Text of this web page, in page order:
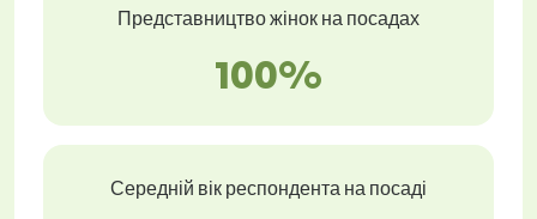
Представництво жінок на посадах
100%
Середній вік респондента на посаді